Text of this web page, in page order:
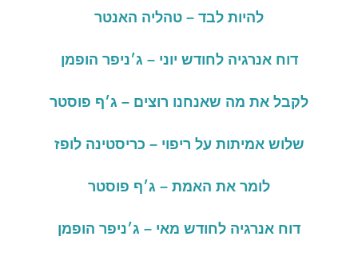
להיות לבד – טהליה האנטר
דוח אנרגיה לחודש יוני – ג׳ניפר הופמן
לקבל את מה שאנחנו רוצים – ג׳ף פוסטר
שלוש אמיתות על ריפוי – כריסטינה לופז
לומר את האמת – ג׳ף פוסטר
דוח אנרגיה לחודש מאי – ג׳ניפר הופמן